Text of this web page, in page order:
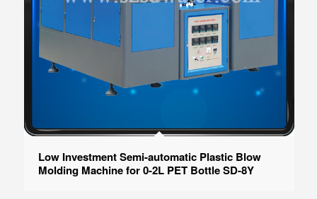
Low Investment Semi-automatic Plastic Blow
Molding Machine for 0-2L PET Bottle SD-8Y